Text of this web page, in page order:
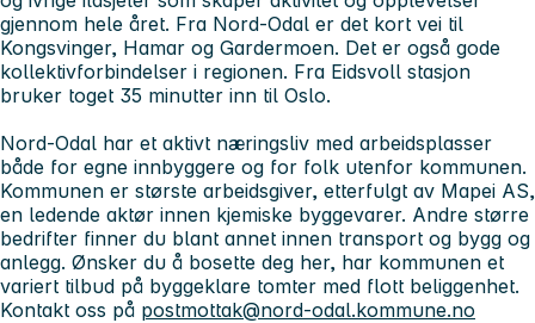
gjennom hele året. Fra Nord-Odal er det kort vei til
Kongsvinger, Hamar og Gardermoen. Det er også gode
kollektivforbindelser i regionen. Fra Eidsvoll stasjon
bruker toget 35 minutter inn til Oslo.
Nord-Odal har et aktivt næringsliv med arbeidsplasser
både for egne innbyggere og for folk utenfor kommunen.
Kommunen er største arbeidsgiver, etterfulgt av Mapei AS,
en ledende aktør innen kjemiske byggevarer. Andre større
bedrifter finner du blant annet innen transport og bygg og
anlegg. Ønsker du å bosette deg her, har kommunen et
variert tilbud på byggeklare tomter med flott beliggenhet.
Kontakt oss på postmottak@nord-odal.kommune.no